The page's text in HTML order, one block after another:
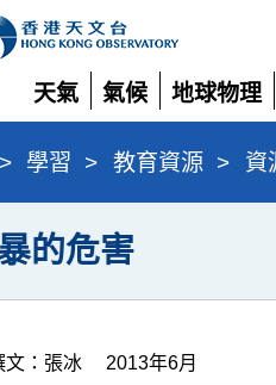
天氣
展
開
氣候
展
開
地球物理
展
開
> 學習 > 教育資源 > 資
的危害
文：張冰 2013年6月